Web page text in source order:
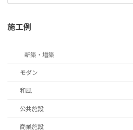
施工例
新築・増築
モダン
和風
公共施設
商業施設